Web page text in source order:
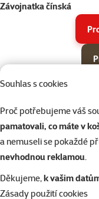
Souhlas s cookies
Proč potřebujeme váš
pamatovali, co máte v
a nemuseli se pokaždé
nevhodnou reklamou.
Děkujeme,k vašim
Zásady použití cookies
Závojnatka čínská